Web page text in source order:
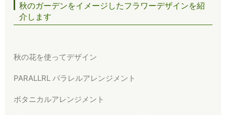
秋のガーデンをイメージしたフラワーデザインを紹
介します
秋の花を使ってデザイン
PARALLRL パラレルアレンジメント
ボタニカルアレンジメント